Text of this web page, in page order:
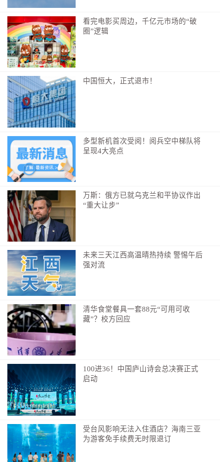
强，为以中国式现代化全面推进强国建设、民族复兴伟
业而不懈奋斗！”
世上无难事，只要肯登攀。
如今，放眼神州、遍览寰宇，从空天到大地到深
海，铭刻下中国科技奋勇争先的雄心壮志。
会上，宣读了《中共中央、国务院关于2025年度国
家科学技术奖励的决定》，又一批为我国科学技术进
步、经济社会发展、国防现代化建设作出突出贡献的科
学技术人员和组织受到表彰。
嘹亮的仪式号角，响彻大礼堂。全体起立，在经久
不息的掌声中，习近平总书记向获得2025年度国家最高
科学技术奖的陈立泉院士和贲德院士颁奖。
86岁的陈立泉院士，是我国锂电池领域的奠基人、
开拓者和引领者。88岁的贲德院士，是我国机载脉冲多
普勒雷达技术的奠基者、相控阵雷达技术的主要开创
者、天基监视雷达技术的先行者。
择一事、终一生，他们用硬核突破守护国家发展和
安全，用创新成果惠及亿万百姓，生动诠释了新时代科
技工作者的家国情怀与使命担当。
看完电影买周边，千亿元市场的“破
圈”逻辑
中国恒大，正式退市！
多型新机首次受阅！阅兵空中梯队将
呈现4大亮点
万斯：俄方已就乌克兰和平协议作出
“重大让步”
未来三天江西高温晴热持续 警惕午后
强对流
清华食堂餐具一套88元“可用可收
藏”？校方回应
100进36！中国庐山诗会总决赛正式
启动
受台风影响无法入住酒店？海南三亚
为游客免手续费无时限退订